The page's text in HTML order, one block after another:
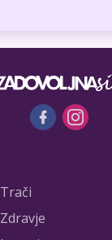
Trači
Zdravje